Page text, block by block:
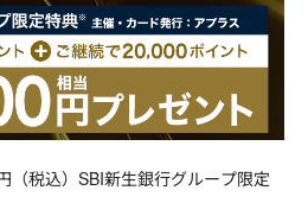
（税込）SBI新生銀行グループ限定